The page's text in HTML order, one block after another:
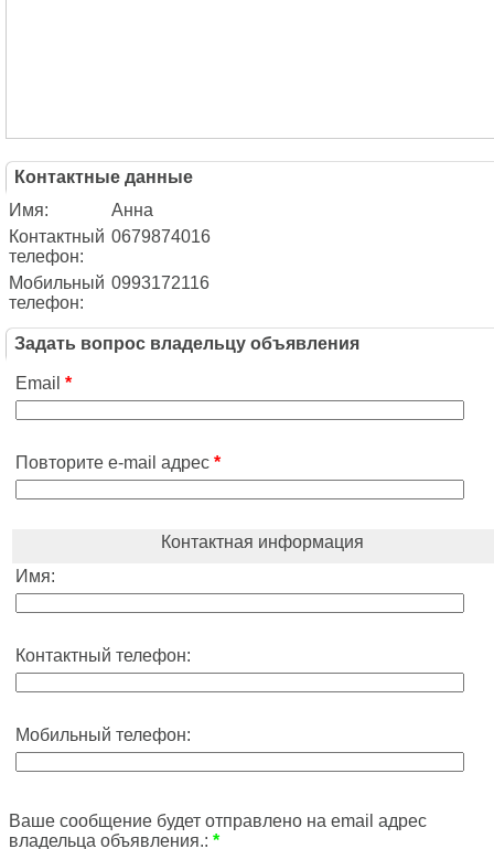
Контактные данные
Имя:
Анна
Контактный
телефон:
0679874016
Мобильный
телефон:
0993172116
Задать вопрос владельцу объявления
Email *
Повторите e-mail адрес *
Контактная информация
Имя:
Контактный телефон:
Мобильный телефон:
Ваше сообщение будет отправлено на email адрес
владельца объявления.: *